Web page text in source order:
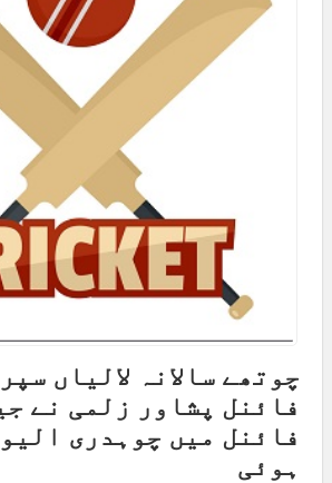
چوتھے سالانہ لالیاں
فائنل پشاور زلمی نے
فائنل میں چوہدری
ہوئی